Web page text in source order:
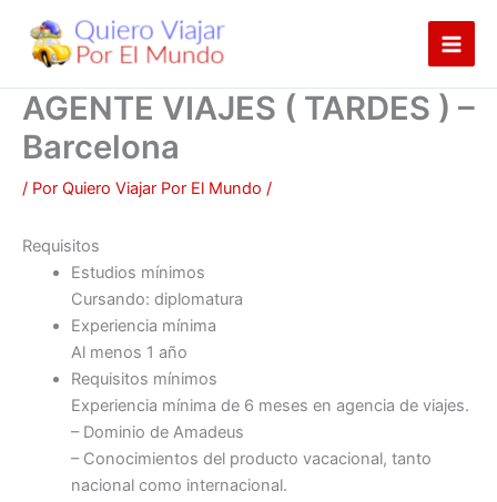
contenido
AGENTE VIAJES ( TARDES ) –
Barcelona
/ Por Quiero Viajar Por El Mundo /
Requisitos
Estudios mínimos
Cursando: diplomatura
Experiencia mínima
Al menos 1 año
Requisitos mínimos
Experiencia mínima de 6 meses en agencia de viajes.
– Dominio de Amadeus
– Conocimientos del producto vacacional, tanto
nacional como internacional.